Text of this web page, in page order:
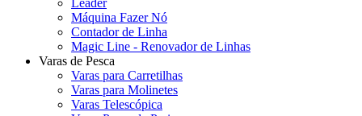
Leader
Máquina Fazer Nó
Contador de Linha
Magic Line - Renovador de Linhas
Varas de Pesca
Varas para Carretilhas
Varas para Molinetes
Varas Telescópica